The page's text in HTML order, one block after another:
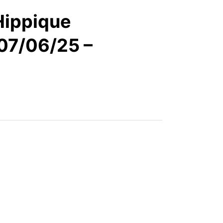
articles
06/25 –